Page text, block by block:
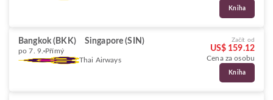
Kniha
Bangkok (BKK) Singapore (SIN)
po 7. 9. Přímý
Thai Airways
Začít od
US$ 159.12
Cena za osobu
Kniha